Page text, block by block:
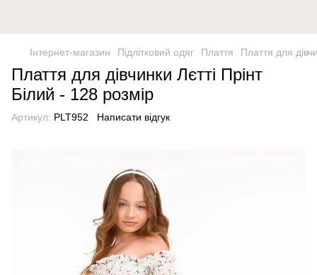
Інтернет-магазин Підлітковий одяг Плаття Плаття для
Плаття для дівчинки Лєтті Прінт
Білий - 128 розмір
Артикул: PLT952 Написати відгук